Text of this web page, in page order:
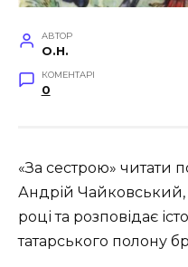
АВТОР
O.H.
КОМЕНТАРІ
0
«За сестрою» читати
Андрій Чайковський,
році та розповідає
татарського полону